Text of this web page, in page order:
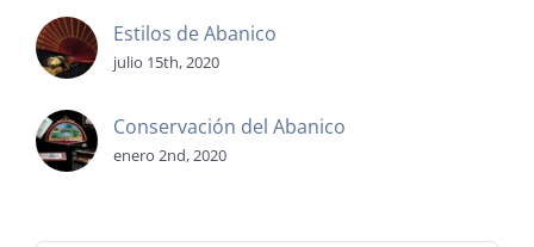
Estilos de Abanico
julio 15th, 2020
Conservación del Abanico
enero 2nd, 2020